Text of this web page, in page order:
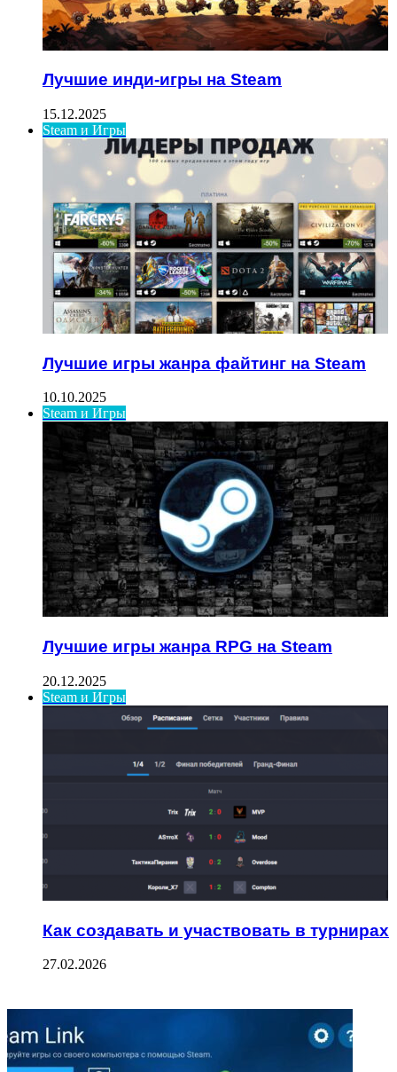
Лучшие инди-игры на Steam
15.12.2025
Steam и Игры
Лучшие игры жанра файтинг на Steam
10.10.2025
Steam и Игры
Лучшие игры жанра RPG на Steam
20.12.2025
Steam и Игры
Как создавать и участвовать в турнирах
27.02.2026